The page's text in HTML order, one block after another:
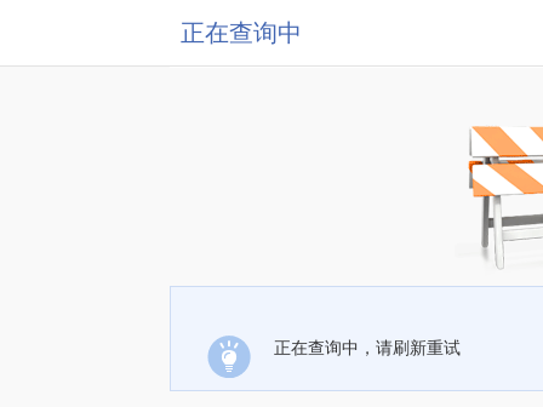
正在查询中
正在查询中，请刷新重试